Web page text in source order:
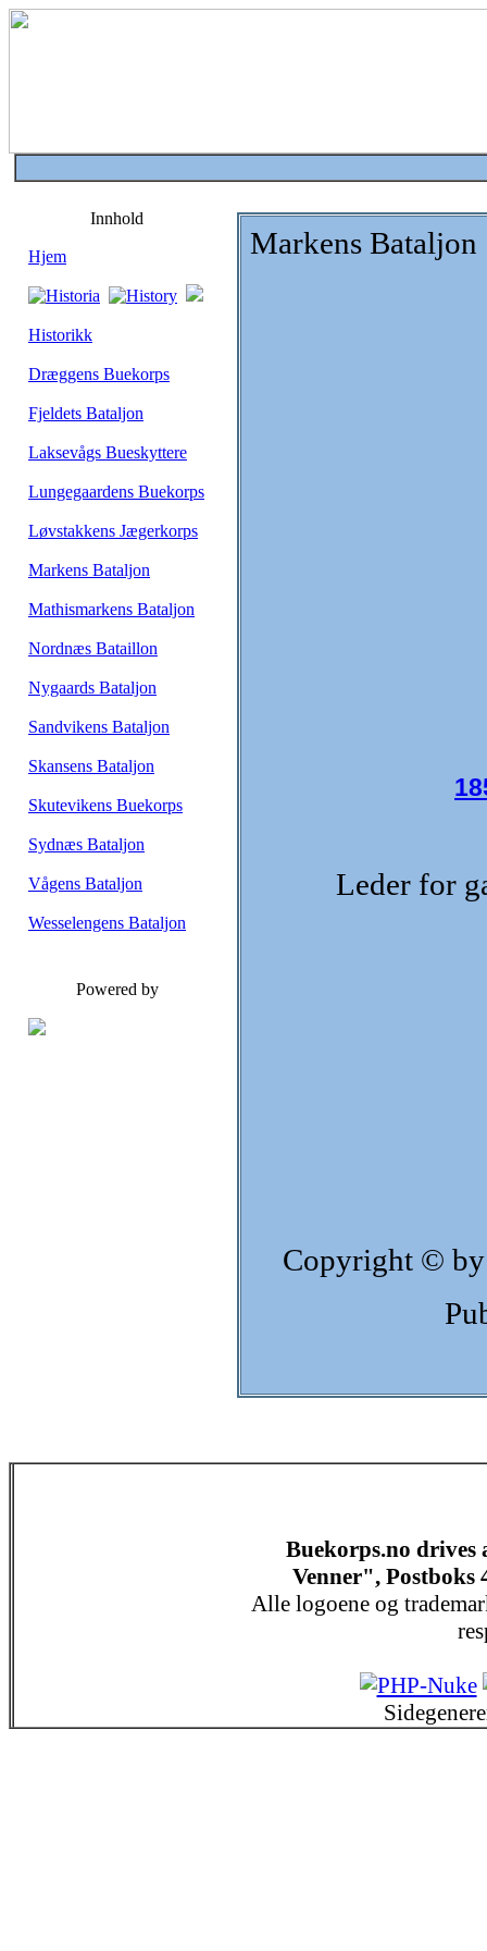
Innhold
Hjem
Historikk
Dræggens Buekorps
Fjeldets Bataljon
Laksevågs Bueskyttere
Lungegaardens Buekorps
Løvstakkens Jægerkorps
Markens Bataljon
Mathismarkens Bataljon
Nordnæs Bataillon
Nygaards Bataljon
Sandvikens Bataljon
Skansens Bataljon
Skutevikens Buekorps
Sydnæs Bataljon
Vågens Bataljon
Wesselengens Bataljon
Powered by
Markens Bataljon
Leder for
Copyright © by
Buekorps.no drives
Venner", Postboks
Alle logoene og